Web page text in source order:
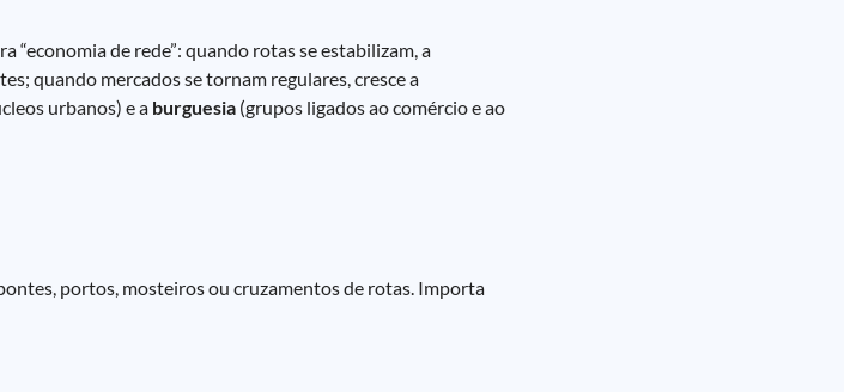
“economia de rede”: quando rotas se estabilizam, a
quando mercados se tornam regulares, cresce a
urbanos) e a burguesia (grupos ligados ao comércio e ao
portos, mosteiros ou cruzamentos de rotas. Importa